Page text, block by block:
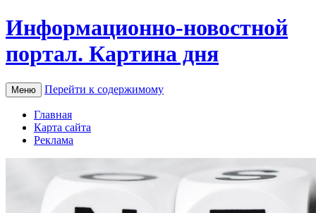
Информационно-новостной
портал. Картина дня
Меню Перейти к содержимому
Главная
Карта сайта
Реклама